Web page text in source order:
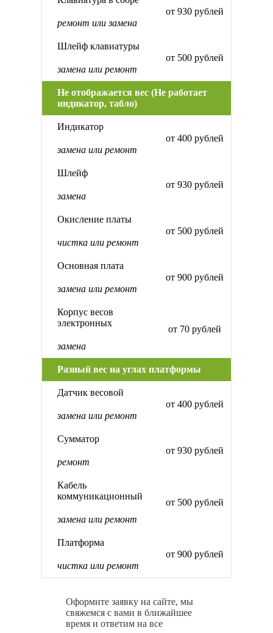
ремонт или замена
от 930 рублей
Шлейф клавиатуры
замена или ремонт
от 500 рублей
Не отображается вес (Не работает
индикатор, табло)
Индикатор
замена или ремонт
от 400 рублей
Шлейф
замена
от 930 рублей
Окисление платы
чистка или ремонт
от 500 рублей
Основная плата
замена или ремонт
от 900 рублей
Корпус весов
электронных
замена
от 70 рублей
Разный вес на углах платформы
Датчик весовой
замена или ремонт
от 400 рублей
Сумматор
ремонт
от 930 рублей
Кабель
коммуникационный
замена или ремонт
от 500 рублей
Платформа
чистка или ремонт
от 900 рублей
Оформите заявку на сайте, мы
свяжемся с вами в ближайшее
время и ответим на все